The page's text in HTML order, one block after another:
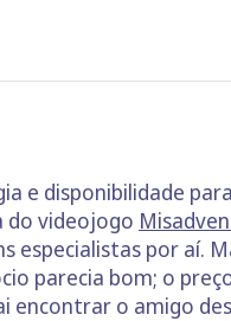
e disponibilidade
do videojogo
especialistas por
parecia bom; o
encontrar o amigo